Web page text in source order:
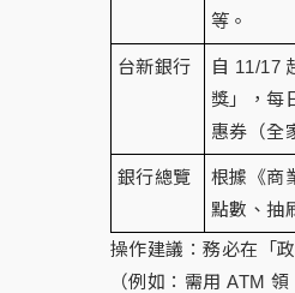
等。
台新銀行
自 11/17
獎」，每
惠券（全
銀行總覽
根據《商
點數、抽
操作建議：務必在「
（例如：需用 ATM